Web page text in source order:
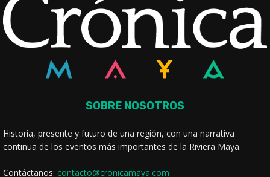
SOBRE NOSOTROS
Historia, presente y futuro de una región, con una narrativa
continua de los eventos más importantes de la Riviera Maya.
Contáctanos: contacto@cronicamaya.com